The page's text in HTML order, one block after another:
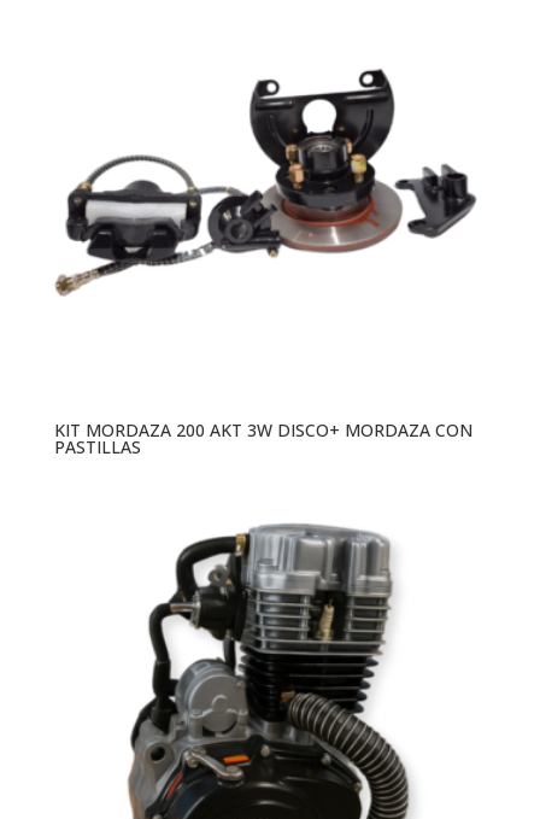
KIT MORDAZA 200 AKT 3W DISCO+ MORDAZA CON
PASTILLAS